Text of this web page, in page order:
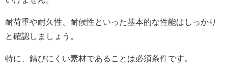
耐荷重や耐久性、耐候性といった基本的な性能はしっかり
と確認しましょう。
特に、錆びにくい素材であることは必須条件です。